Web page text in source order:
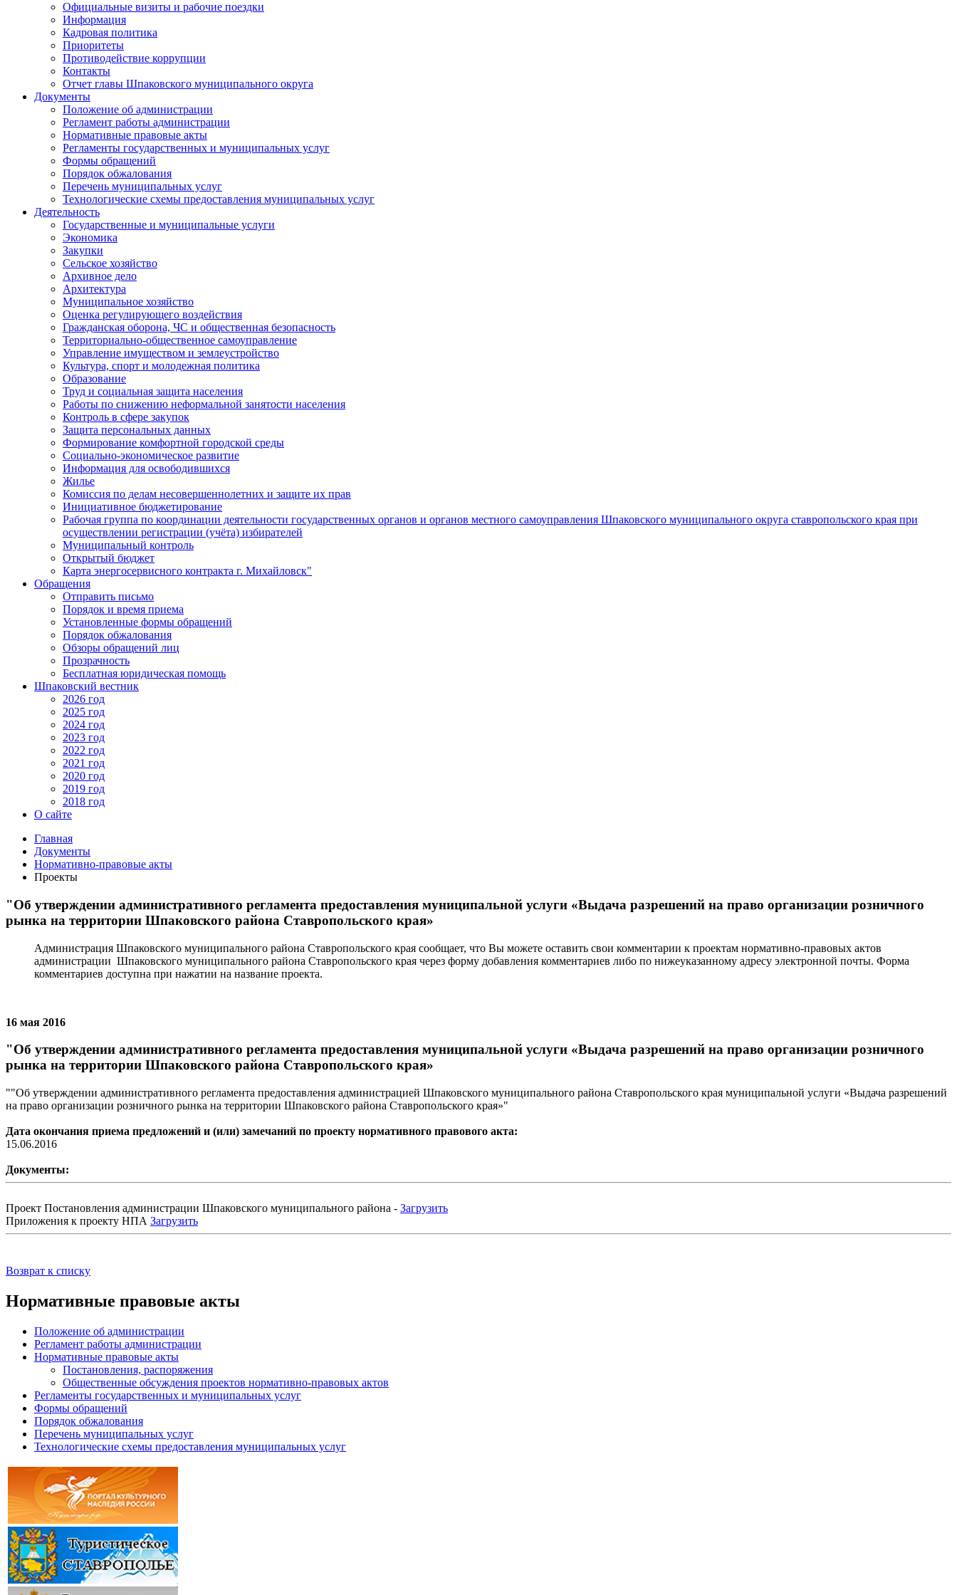
Официальные визиты и рабочие поездки
Информация
Кадровая политика
Приоритеты
Противодействие коррупции
Контакты
Отчет главы Шпаковского муниципального округа
Документы
Положение об администрации
Регламент работы администрации
Нормативные правовые акты
Регламенты государственных и муниципальных услуг
Формы обращений
Порядок обжалования
Перечень муниципальных услуг
Технологические схемы предоставления муниципальных услуг
Деятельность
Государственные и муниципальные услуги
Экономика
Закупки
Сельское хозяйство
Архивное дело
Архитектура
Муниципальное хозяйство
Оценка регулирующего воздействия
Гражданская оборона, ЧС и общественная безопасность
Территориально-общественное самоуправление
Управление имуществом и землеустройство
Культура, спорт и молодежная политика
Образование
Труд и социальная защита населения
Работы по снижению неформальной занятости населения
Контроль в сфере закупок
Защита персональных данных
Формирование комфортной городской среды
Социально-экономическое развитие
Информация для освободившихся
Жилье
Комиссия по делам несовершеннолетних и защите их прав
Инициативное бюджетирование
Рабочая группа по координации деятельности государственных органов и органов местного самоуправления Шпаковского муниципального округа ставропольского края при
осуществлении регистрации (учёта) избирателей
Муниципальный контроль
Открытый бюджет
Карта энергосервисного контракта г. Михайловск"
Обращения
Отправить письмо
Порядок и время приема
Установленные формы обращений
Порядок обжалования
Обзоры обращений лиц
Прозрачность
Бесплатная юридическая помощь
Шпаковский вестник
2026 год
2025 год
2024 год
2023 год
2022 год
2021 год
2020 год
2019 год
2018 год
О сайте
Главная
Документы
Нормативно-правовые акты
Проекты
"Об утверждении административного регламента предоставления муниципальной услуги «Выдача разрешений на право организации розничного
рынка на территории Шпаковского района Ставропольского края»
Администрация Шпаковского муниципального района Ставропольского края сообщает, что Вы можете оставить свои комментарии к проектам нормативно-правовых актов
администрации Шпаковского муниципального района Ставропольского края через форму добавления комментариев либо по нижеуказанному адресу электронной почты. Форма
комментариев доступна при нажатии на название проекта.
16 мая 2016
"Об утверждении административного регламента предоставления муниципальной услуги «Выдача разрешений на право организации розничного
рынка на территории Шпаковского района Ставропольского края»
""Об утверждении административного регламента предоставления администрацией Шпаковского муниципального района Ставропольского края муниципальной услуги «Выдача разрешений
на право организации розничного рынка на территории Шпаковского района Ставропольского края»"
Дата окончания приема предложений и (или) замечаний по проекту нормативного правового акта:
15.06.2016
Документы:
Проект Постановления администрации Шпаковского муниципального района - Загрузить
Приложения к проекту НПА Загрузить
Возврат к списку
Нормативные правовые акты
Положение об администрации
Регламент работы администрации
Нормативные правовые акты
Постановления, распоряжения
Общественные обсуждения проектов нормативно-правовых актов
Регламенты государственных и муниципальных услуг
Формы обращений
Порядок обжалования
Перечень муниципальных услуг
Технологические схемы предоставления муниципальных услуг